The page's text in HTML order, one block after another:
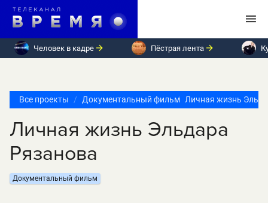
Человек в кадре Пёстрая лента
Все проекты Документальный фильм Личная жизнь
Личная жизнь Эльдара
Рязанова
Документальный фильм